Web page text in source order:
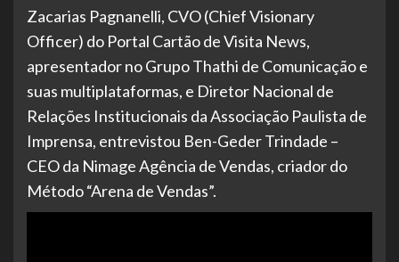
Zacarias Pagnanelli, CVO (Chief Visionary
Officer) do Portal Cartão de Visita News,
apresentador no Grupo Thathi de Comunicação e
suas multiplataformas, e Diretor Nacional de
Relações Institucionais da Associação Paulista de
Imprensa, entrevistou Ben-Geder Trindade –
CEO da Nimage Agência de Vendas, criador do
Método “Arena de Vendas”.